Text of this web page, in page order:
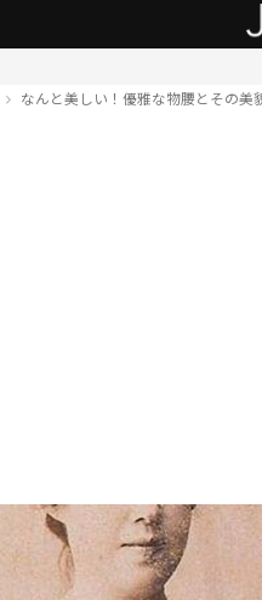
なんと美しい！優雅な物腰とその美